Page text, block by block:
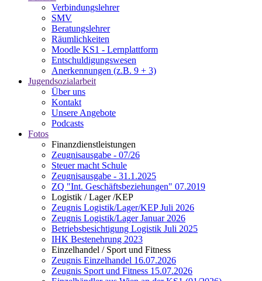
Verbindungslehrer
SMV
Beratungslehrer
Räumlichkeiten
Moodle KS1 - Lernplattform
Entschuldigungswesen
Anerkennungen (z.B. 9 + 3)
Jugendsozialarbeit
Über uns
Kontakt
Unsere Angebote
Podcasts
Fotos
Finanzdienstleistungen
Zeugnisausgabe - 07/26
Steuer macht Schule
Zeugnisausgabe - 31.1.2025
ZQ "Int. Geschäftsbeziehungen" 07.2019
Logistik / Lager /KEP
Zeugnis Logistik/Lager/KEP Juli 2026
Zeugnis Logistik/Lager Januar 2026
Betriebsbesichtigung Logistik Juli 2025
IHK Bestenehrung 2023
Einzelhandel / Sport und Fitness
Zeugnis Einzelhandel 16.07.2026
Zeugnis Sport und Fitness 15.07.2026